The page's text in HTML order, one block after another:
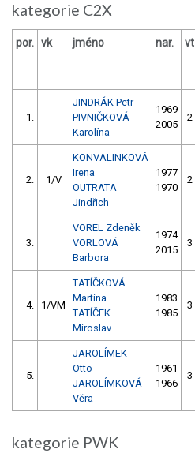
kategorie C2X
por. vk jméno nar. vt
1.
JINDRÁK Petr
PIVNIČKOVÁ
Karolína
1969
2005
2
2. 1/V
KONVALINKOVÁ
Irena
OUTRATA
Jindřich
1977
1970
2
3.
VOREL Zdeněk
VORLOVÁ
Barbora
1974
2015
3
4. 1/VM
TATÍČKOVÁ
Martina
TATÍČEK
Miroslav
1983
1985
3
5.
JAROLÍMEK
Otto
JAROLÍMKOVÁ
Věra
1961
1966
3
kategorie PWK